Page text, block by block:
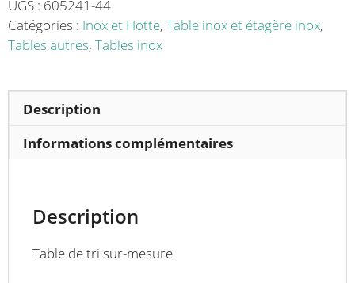
acier
inoxydable
mm
UGS : 605241-44
Catégories : Inox et Hotte, Table inox et étagère inox,
Tables autres, Tables inox
Description
Informations complémentaires
Description
Table de tri sur-mesure